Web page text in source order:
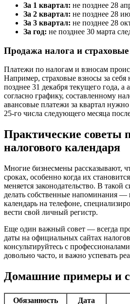
За 1 квартал: не позднее 28
За 2 квартал: не позднее 28
За 3 квартал: не позднее 28
За год: не позднее 30 марта
Продажа налога и
Платежи по налогам и взносам
Например, страховые взносы за
позднее 31 декабря текущего года,
согласно графику, составленному
авансовые платежи за квартал
25-го числа следующего месяца
Практические советы
налогового календаря
Многие бизнесмены рассказывают,
сроках, особенно когда их
меняется законодательство. В такой
делать собственные напоминания —
календарь на телефоне,
вести свой личный регистр.
Еще один важный совет — всегда
даты на официальных сайтах
консультируйтесь с
довольно часто, и важно успевать
Домашние примеры и
Обязанность Дата